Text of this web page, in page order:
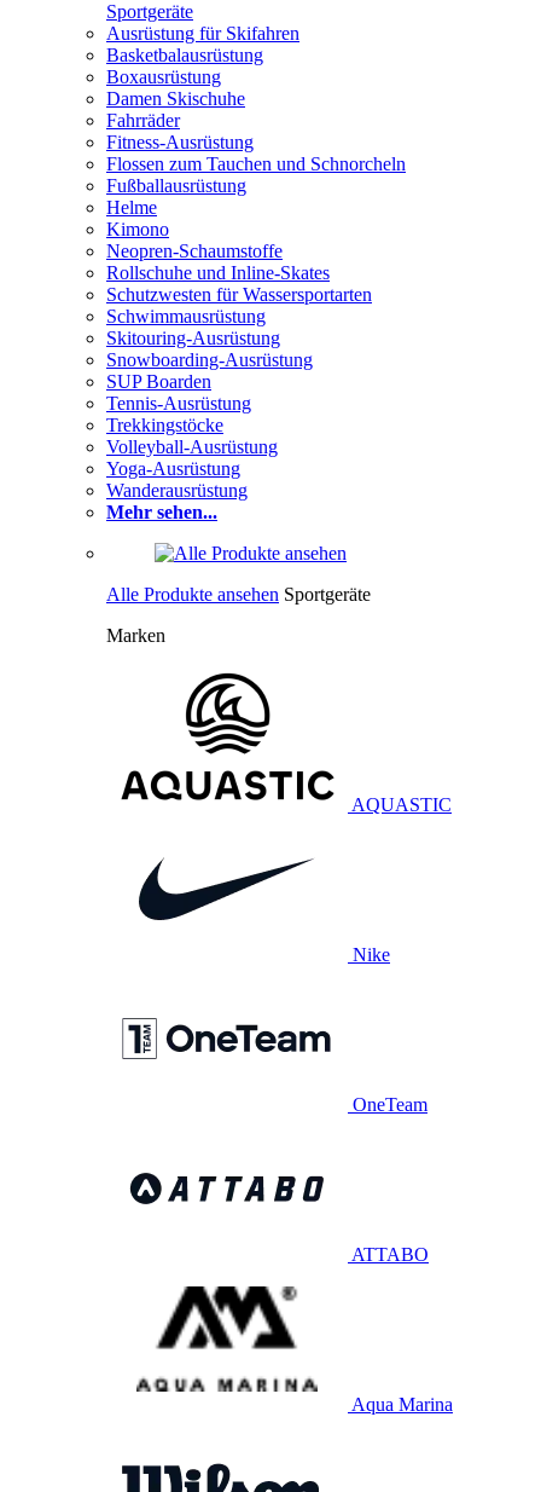
Sportgeräte
Ausrüstung für Skifahren
Basketbalausrüstung
Boxausrüstung
Damen Skischuhe
Fahrräder
Fitness-Ausrüstung
Flossen zum Tauchen und Schnorcheln
Fußballausrüstung
Helme
Kimono
Neopren-Schaumstoffe
Rollschuhe und Inline-Skates
Schutzwesten für Wassersportarten
Schwimmausrüstung
Skitouring-Ausrüstung
Snowboarding-Ausrüstung
SUP Boarden
Tennis-Ausrüstung
Trekkingstöcke
Volleyball-Ausrüstung
Yoga-Ausrüstung
Wanderausrüstung
Mehr sehen...
Alle Produkte ansehen Sportgeräte
Marken
AQUASTIC
Nike
OneTeam
ATTABO
Aqua Marina